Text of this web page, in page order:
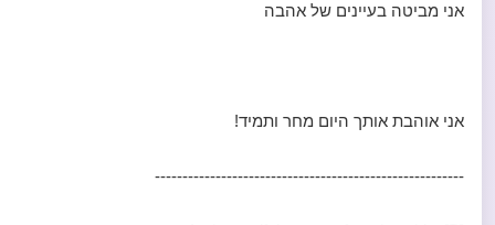
אני מביטה בעיינים של אהבה
אני אוהבת אותך היום מחר ותמיד!
--------------------------------------------------------